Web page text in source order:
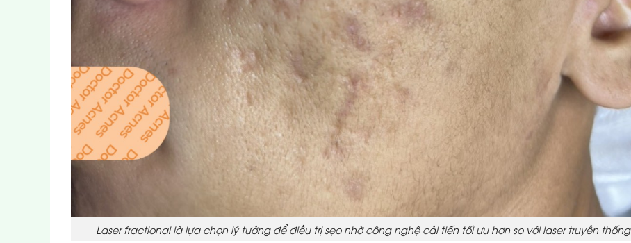
Laser fractional là lựa chọn lý tưởng để điều trị sẹo nhờ công nghệ cải tiến tối ưu hơn so với laser truyền thống